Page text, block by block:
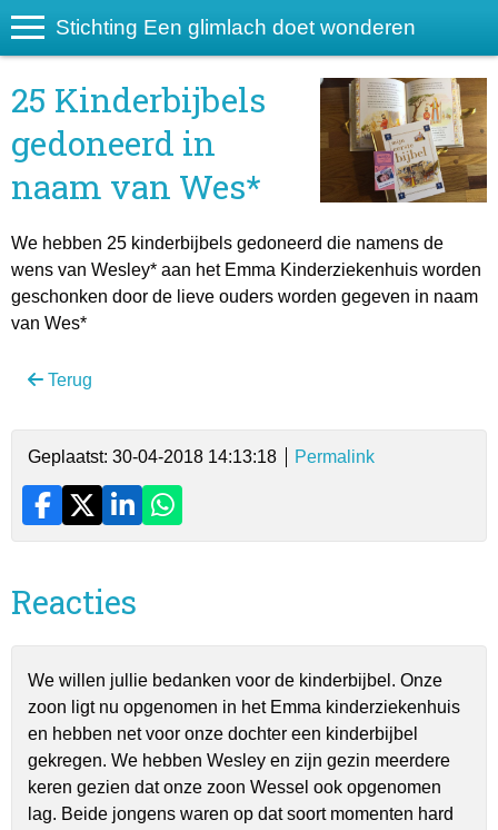
Stichting Een glimlach doet wonderen
25 Kinderbijbels
gedoneerd in
naam van Wes*
We hebben 25 kinderbijbels gedoneerd die namens de
wens van Wesley* aan het Emma Kinderziekenhuis worden
geschonken door de lieve ouders worden gegeven in naam
van Wes*
Terug
Geplaatst: 30-04-2018 14:13:18 Permalink
Reacties
We willen jullie bedanken voor de kinderbijbel. Onze
zoon ligt nu opgenomen in het Emma kinderziekenhuis
en hebben net voor onze dochter een kinderbijbel
gekregen. We hebben Wesley en zijn gezin meerdere
keren gezien dat onze zoon Wessel ook opgenomen
lag. Beide jongens waren op dat soort momenten hard